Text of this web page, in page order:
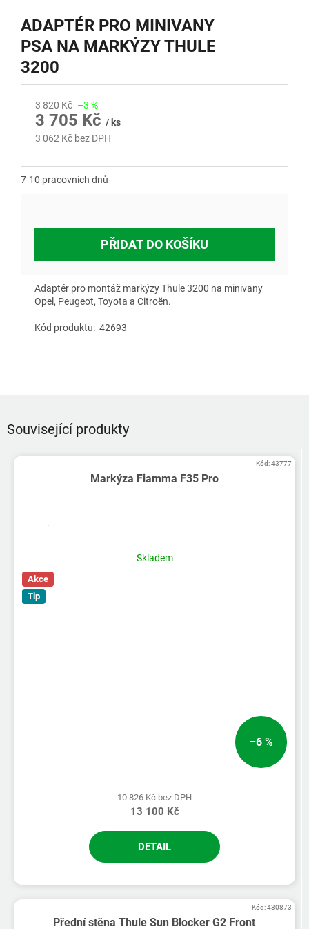
ADAPTÉR PRO MINIVANY
PSA NA MARKÝZY THULE
3200
3 820 Kč –3 %
3 705 Kč / ks
3 062 Kč bez DPH
7-10 pracovních dnů
PŘIDAT DO KOŠÍKU
Adaptér pro montáž markýzy Thule 3200 na minivany
Opel, Peugeot, Toyota a Citroën.
Kód produktu: 42693
Související produkty
Markýza Fiamma F35 Pro
Skladem
Akce
Tip
–6 %
10 826 Kč bez DPH
13 100 Kč
DETAIL
Kód:43777
Přední stěna Thule Sun Blocker G2 Front
Kód:430873